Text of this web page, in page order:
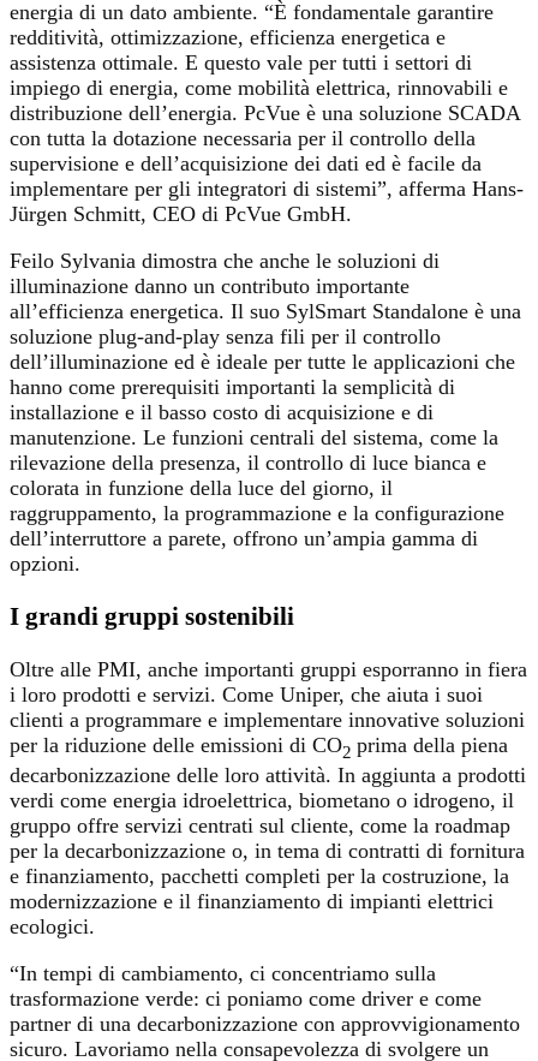
energia di un dato ambiente. “È fondamentale garantire
redditività, ottimizzazione, efficienza energetica e
assistenza ottimale. E questo vale per tutti i settori di
impiego di energia, come mobilità elettrica, rinnovabili e
distribuzione dell’energia. PcVue è una soluzione SCADA
con tutta la dotazione necessaria per il controllo della
supervisione e dell’acquisizione dei dati ed è facile da
implementare per gli integratori di sistemi”, afferma Hans-
Jürgen Schmitt, CEO di PcVue GmbH.
Feilo Sylvania dimostra che anche le soluzioni di
illuminazione danno un contributo importante
all’efficienza energetica. Il suo SylSmart Standalone è una
soluzione plug-and-play senza fili per il controllo
dell’illuminazione ed è ideale per tutte le applicazioni che
hanno come prerequisiti importanti la semplicità di
installazione e il basso costo di acquisizione e di
manutenzione. Le funzioni centrali del sistema, come la
rilevazione della presenza, il controllo di luce bianca e
colorata in funzione della luce del giorno, il
raggruppamento, la programmazione e la configurazione
dell’interruttore a parete, offrono un’ampia gamma di
opzioni.
I grandi gruppi sostenibili
Oltre alle PMI, anche importanti gruppi esporranno in fiera
i loro prodotti e servizi. Come Uniper, che aiuta i suoi
clienti a programmare e implementare innovative soluzioni
per la riduzione delle emissioni di CO2 prima della piena
decarbonizzazione delle loro attività. In aggiunta a prodotti
verdi come energia idroelettrica, biometano o idrogeno, il
gruppo offre servizi centrati sul cliente, come la roadmap
per la decarbonizzazione o, in tema di contratti di fornitura
e finanziamento, pacchetti completi per la costruzione, la
modernizzazione e il finanziamento di impianti elettrici
ecologici.
“In tempi di cambiamento, ci concentriamo sulla
trasformazione verde: ci poniamo come driver e come
partner di una decarbonizzazione con approvvigionamento
sicuro. Lavoriamo nella consapevolezza di svolgere un